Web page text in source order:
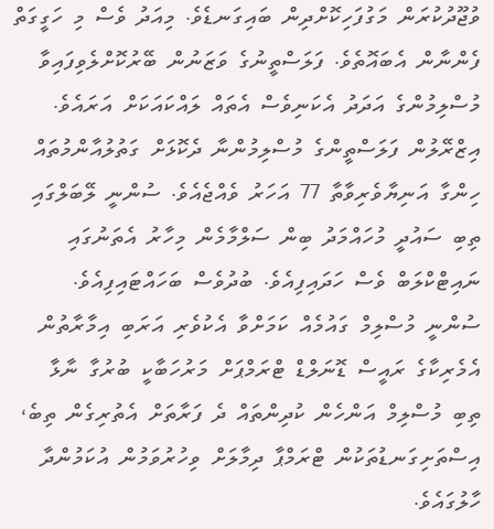
ވުޖޫދުކުރަން މަގުފަހިކޮށްދިން ބައިގަނޑެވެ. މިއަދު ވެސް މި ހަގީގަތް
ފެންނާން އެބައޮތެވެ. ފަލަސްތީނުގެ ވަޒަނުން ބޭރުކޮށްލެވިފައިވާ
މުސްލިމުންގެ އަދަދު އެކަނިވެސް އެތައް ލައްކައަކަށް އަރައެވެ.
އިޒްރޭލުން ފަލަސްތީންގެ މުސްލިމުންނާ ދެކޮޅަށް ގަތުލުއާންމުތައް
ހިންގާ އަނިޔާވެރިވާތާ 77 އަހަރު ވެއްޖެއެވެ. ސުންނީ ލޭބަލްގައި
ތިބި ސައުދީ މުހައްމަދު ބިން ސަލްމާމެން މިހާރު އެތަނުގައި
ނައިޓްކްލަބް ވެސް ހަދައިފިއެވެ. ބުދުވެސް ބަހައްޓައިފިއެވެ.
ސުންނީ މުސްލިމް ގައުމެއް ކަމަށްވާ އެކުވެރި އަރަބި އިމާރާތުން
އެމެރިކާގެ ރައީސް ޑޮނަލްޑް ޓްރަމްޕަށް މަރުހަބާކީ ބުރުގާ ނާޅާ
ތިބި މުސްލިމް އަންހެން ކުދިންތައް ދެ ފަރާތަށް އެތުރިގެން ތިބެ،
އިސްތަށިގަނޑުތަކުން ޓްރަމްޕާ ދިމާލަށް ވިހުރުވަމުން އުކަމުންދާ
ހާލުގައެވެ.